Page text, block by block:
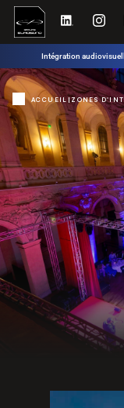
Intégration
ACCUEIL |ZONES